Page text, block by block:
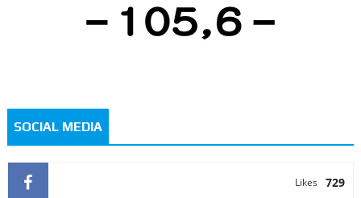
SOCIAL MEDIA
729
Likes